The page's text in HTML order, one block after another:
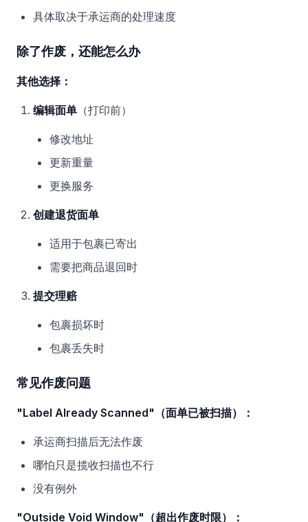
具体取决于承运商的处理速度
除了作废，还能怎么办
其他选择：
编辑面单 （打印前）
修改地址
更新重量
更换服务
创建退货面单
适用于包裹已寄出
需要把商品退回时
提交理赔
包裹损坏时
包裹丢失时
常见作废问题
"Label Already Scanned"（面单已被扫描）：
承运商扫描后无法作废
哪怕只是揽收扫描也不行
没有例外
"Outside Void Window"（超出作废时限）：